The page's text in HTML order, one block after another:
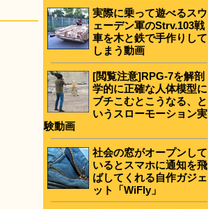
実際に乗って遊べるスウ
ェーデン軍のStrv.103戦
車を木と鉄で手作りして
しまう動画
[閲覧注意]RPG-7を解剖
学的に正確な人体模型に
ブチこむとこうなる、と
いうスローモーション実
験動画
社会の窓がオープンして
いるとスマホに通知を飛
ばしてくれる自作ガジェ
ット「WiFly」